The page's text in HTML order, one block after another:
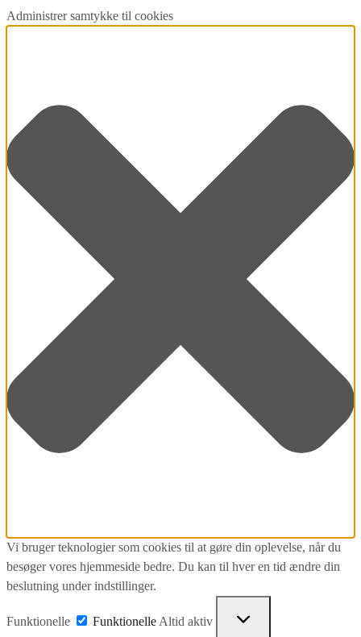
Administrer samtykke til cookies
Vi bruger teknologier som cookies til at gøre din oplevelse, når du
besøger vores hjemmeside bedre. Du kan til hver en tid ændre din
beslutning under indstillinger.
Funktionelle Funktionelle Altid aktiv